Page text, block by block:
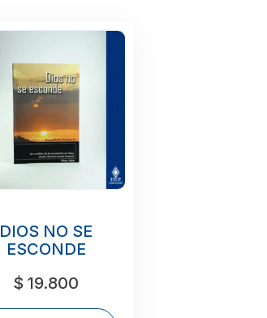
DIOS NO SE
ESCONDE
$ 19.800